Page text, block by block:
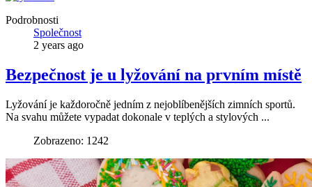
Podrobnosti
Společnost
2 years ago
Bezpečnost je u lyžování na prvním místě
Lyžování je každoročně jedním z nejoblíbenějších zimních sportů.
Na svahu můžete vypadat dokonale v teplých a stylových ...
Zobrazeno: 1242